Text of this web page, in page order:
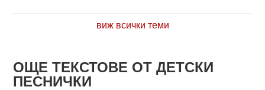
виж всички теми
ОЩЕ ТЕКСТОВЕ ОТ ДЕТСКИ
ПЕСНИЧКИ